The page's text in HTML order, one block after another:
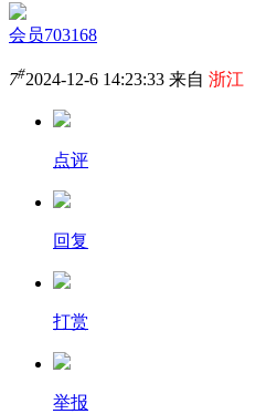
会员703168
7#2024-12-6 14:23:33 来自 浙江
点评
回复
打赏
举报